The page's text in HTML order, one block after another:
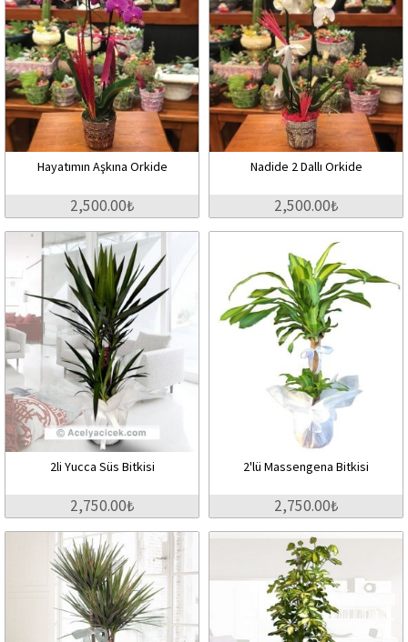
Hayatımın Aşkına Orkide
2,500.00₺
Nadide 2 Dallı Orkide
2,500.00₺
2li Yucca Süs Bitkisi
2,750.00₺
2'lü Massengena Bitkisi
2,750.00₺